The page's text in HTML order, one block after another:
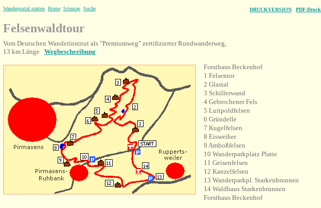
Wanderportal starten Home Sitemap Suche DRUCKVERSION PDF-Druck
Felsenwaldtour
Vom Deutschen Wanderinstitut als "Premiumweg" zertifizierter Rundwanderweg,
13 km Länge Wegbeschreibung
Forsthaus Beckenhof
1 Felsentor
2 Glastal
3 Schillerwand
4 Gebrochener Fels
5 Luitpoldfelsen
6 Gründelle
7 Kugelfelsen
8 Eisweiher
9 Amboßfelsen
10 Wanderparkplatz Platte
11 Geisenfelsen
12 Kanzelfelsen
13 Wanderparkpl. Starkenbrunnen
14 Waldhaus Starkenbrunnen
Forsthaus Beckenhof